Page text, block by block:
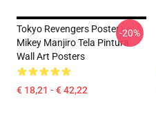
Tokyo Revengers Poster -
Mikey Manjiro Tela Pintura
Wall Art Posters
€ 18,21 - € 42,22
-20%